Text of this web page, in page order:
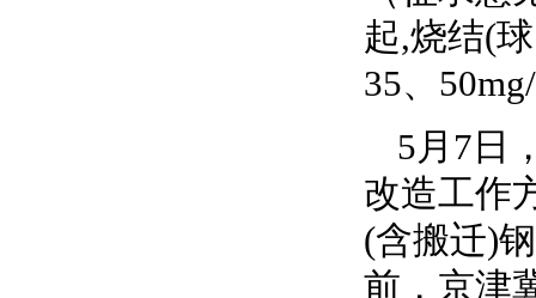
起,烧结(
35、
5月7日
改造工作
(含搬迁)
前，京津